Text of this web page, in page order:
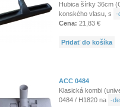
Hubica šírky 36cm
konského vlasu, s
-
Cena: 21,83 €
Pridať do košíka
ACC 0484
Klasická kombi
0484 / H1820 na -